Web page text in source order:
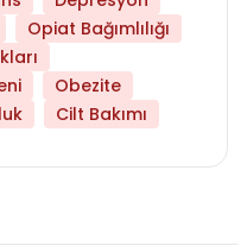
Opiat Bağımlılığı
Obezite
Cilt Bakımı